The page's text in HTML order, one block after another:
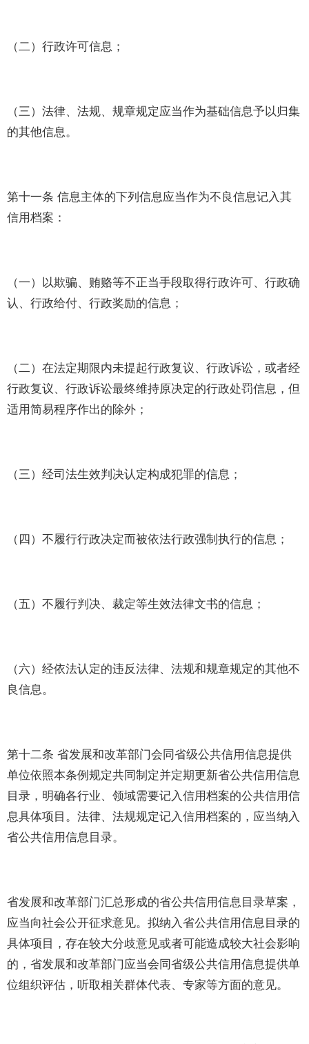
（二）行政许可信息；
（三）法律、法规、规章规定应当作为基础信息予以归集
的其他信息。
第十一条 信息主体的下列信息应当作为不良信息记入其
信用档案：
（一）以欺骗、贿赂等不正当手段取得行政许可、行政确
认、行政给付、行政奖励的信息；
（二）在法定期限内未提起行政复议、行政诉讼，或者经
行政复议、行政诉讼最终维持原决定的行政处罚信息，但
适用简易程序作出的除外；
（三）经司法生效判决认定构成犯罪的信息；
（四）不履行行政决定而被依法行政强制执行的信息；
（五）不履行判决、裁定等生效法律文书的信息；
（六）经依法认定的违反法律、法规和规章规定的其他不
良信息。
第十二条 省发展和改革部门会同省级公共信用信息提供
单位依照本条例规定共同制定并定期更新省公共信用信息
目录，明确各行业、领域需要记入信用档案的公共信用信
息具体项目。法律、法规规定记入信用档案的，应当纳入
省公共信用信息目录。
省发展和改革部门汇总形成的省公共信用信息目录草案，
应当向社会公开征求意见。拟纳入省公共信用信息目录的
具体项目，存在较大分歧意见或者可能造成较大社会影响
的，省发展和改革部门应当会同省级公共信用信息提供单
位组织评估，听取相关群体代表、专家等方面的意见。